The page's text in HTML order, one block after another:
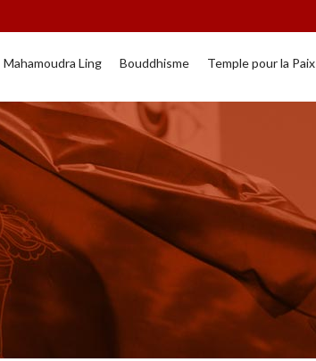
Mahamoudra Ling Bouddhisme Temple pour la Paix